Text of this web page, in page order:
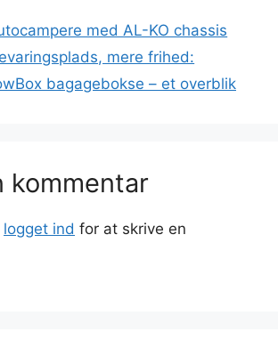
med AL-KO chassis
mere frihed:
bagagebokse – et overblik
kommentar
logget ind for at skrive en